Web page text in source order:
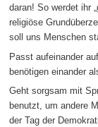
daran! So werdet ihr
religiöse
soll uns Menschen
Passt aufeinander
benötigen einander
Geht sorgsam mit
benutzt, um andere
der Tag der